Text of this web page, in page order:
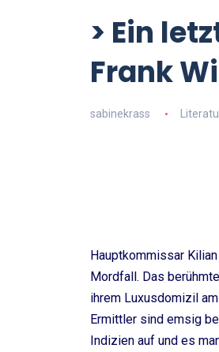
> Ein
Frank
sabinekrass
Hauptkommissar
Mordfall. Das
ihrem Luxusdomizil
Ermittler sind emsig
Indizien auf und es